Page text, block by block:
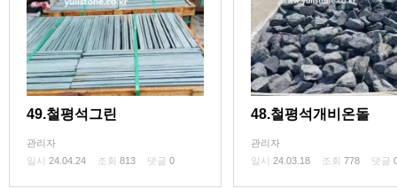
49.철평석그린
관리자
일시 24.04.24 조회 813 댓글 0
48.철평석개비온돌
관리자
일시 24.03.18 조회 778 댓글